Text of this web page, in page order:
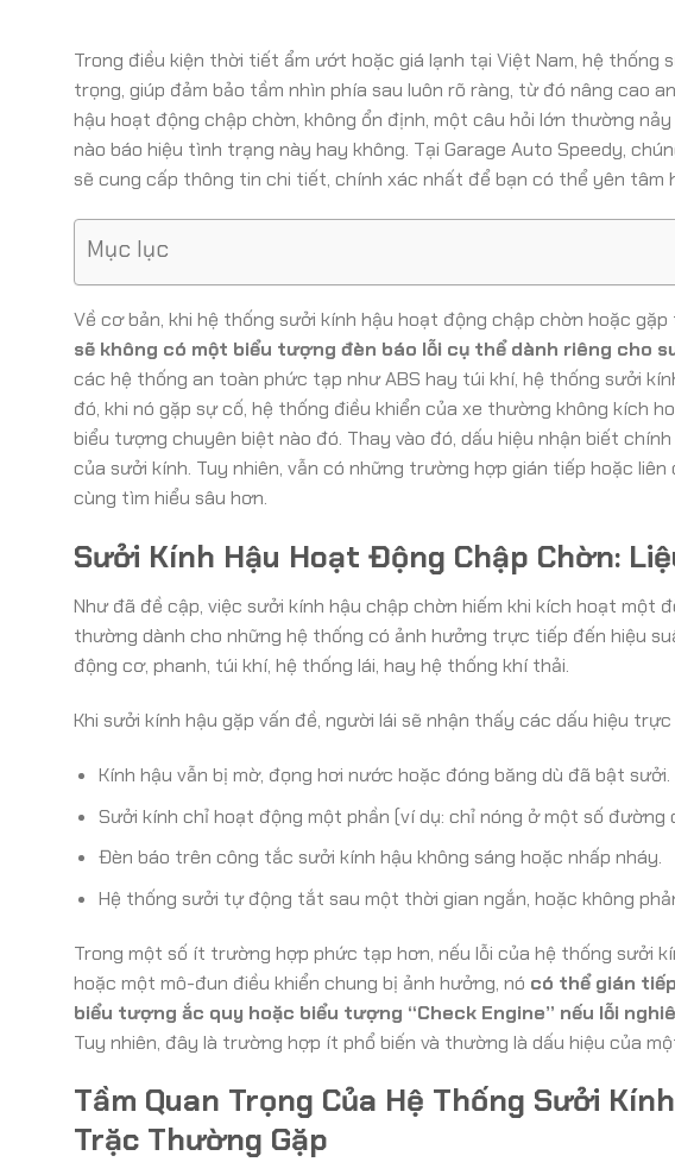
Trong điều kiện thời tiết ẩm ướt hoặc giá lạnh tại Việt Nam, hệ thống
trọng, giúp đảm bảo tầm nhìn phía sau luôn rõ ràng, từ đó nâng cao
hậu hoạt động chập chờn, không ổn định, một câu hỏi lớn thường
nào báo hiệu tình trạng này hay không. Tại Garage Auto Speedy,
sẽ cung cấp thông tin chi tiết, chính xác nhất để bạn có thể yên tâm
Mục lục
Về cơ bản, khi hệ thống sưởi kính hậu hoạt động chập chờn hoặc
sẽ không có một biểu tượng đèn báo lỗi cụ thể dành riêng cho
các hệ thống an toàn phức tạp như ABS hay túi khí, hệ thống sưởi
đó, khi nó gặp sự cố, hệ thống điều khiển của xe thường không kích
biểu tượng chuyên biệt nào đó. Thay vào đó, dấu hiệu nhận biết
của sưởi kính. Tuy nhiên, vẫn có những trường hợp gián tiếp hoặc
cùng tìm hiểu sâu hơn.
Sưởi Kính Hậu Hoạt Động Chập Chờn:
Như đã đề cập, việc sưởi kính hậu chập chờn hiếm khi kích hoạt một
thường dành cho những hệ thống có ảnh hưởng trực tiếp đến hiệu
động cơ, phanh, túi khí, hệ thống lái, hay hệ thống khí thải.
Khi sưởi kính hậu gặp vấn đề, người lái sẽ nhận thấy các dấu hiệu
Kính hậu vẫn bị mờ, đọng hơi nước hoặc đóng băng dù đã bật sưởi.
Sưởi kính chỉ hoạt động một phần (ví dụ: chỉ nóng ở một số đường
Đèn báo trên công tắc sưởi kính hậu không sáng hoặc nhấp nháy.
Hệ thống sưởi tự động tắt sau một thời gian ngắn, hoặc không
Trong một số ít trường hợp phức tạp hơn, nếu lỗi của hệ thống sưởi
hoặc một mô-đun điều khiển chung bị ảnh hưởng, nó có thể gián
biểu tượng ắc quy hoặc biểu tượng “Check Engine” nếu lỗi
Tuy nhiên, đây là trường hợp ít phổ biến và thường là dấu hiệu của
Tầm Quan Trọng Của Hệ Thống Sưởi
Trặc Thường Gặp